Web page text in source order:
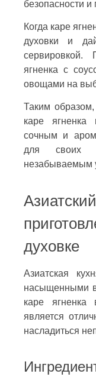
безопасности и
Когда каре
духовки и
сервировкой.
ягненка с
овощами на
Таким образом,
каре ягненка
сочным и
для своих
незабываемым
духовке
Азиатская
насыщенными
каре ягненка
является
насладиться